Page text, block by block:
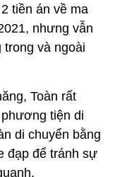
tiền án về ma
nhưng vẫn
và ngoài
Toàn rất
tiện di
di chuyển bằng
đạp để tránh sự